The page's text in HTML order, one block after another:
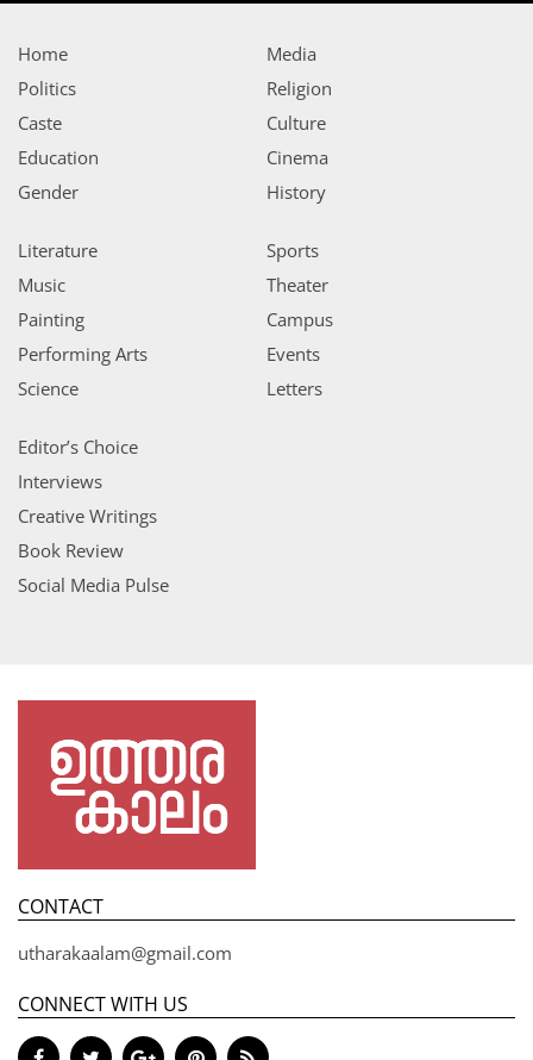
Home
Politics
Caste
Education
Gender
Media
Religion
Culture
Cinema
History
Literature
Music
Painting
Performing Arts
Science
Sports
Theater
Campus
Events
Letters
Editor’s Choice
Interviews
Creative Writings
Book Review
Social Media Pulse
CONTACT
utharakaalam@gmail.com
CONNECT WITH US